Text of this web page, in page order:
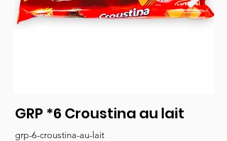
GRP *6 Croustina au lait
grp-6-croustina-au-lait